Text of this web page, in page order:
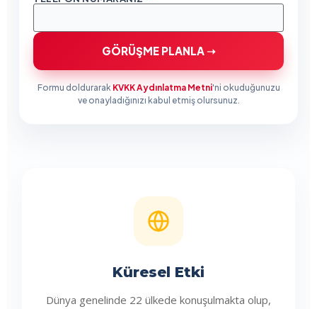
GÖRÜŞME PLANLA ➝
Formu doldurarak KVKK Aydınlatma Metni'ni okuduğunuzu
ve onayladığınızı kabul etmiş olursunuz.
Küresel Etki
Dünya genelinde 22 ülkede konuşulmakta olup,